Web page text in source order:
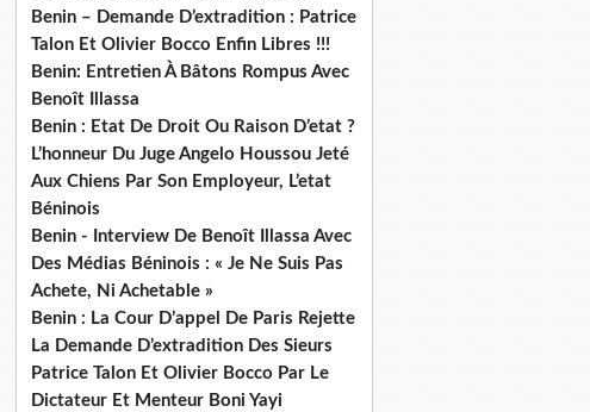
Benin – Demande D’extradition : Patrice
Talon Et Olivier Bocco Enfin Libres !!!
Benin: Entretien À Bâtons Rompus Avec
Benoît Illassa
Benin : Etat De Droit Ou Raison D’etat ?
L’honneur Du Juge Angelo Houssou Jeté
Aux Chiens Par Son Employeur, L’etat
Béninois
Benin - Interview De Benoît Illassa Avec
Des Médias Béninois : « Je Ne Suis Pas
Achete, Ni Achetable »
Benin : La Cour D’appel De Paris Rejette
La Demande D’extradition Des Sieurs
Patrice Talon Et Olivier Bocco Par Le
Dictateur Et Menteur Boni Yayi